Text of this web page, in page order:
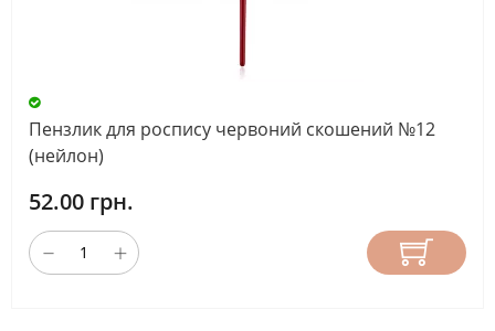
Пензлик для роспису червоний скошений №12
(нейлон)
52.00 грн.